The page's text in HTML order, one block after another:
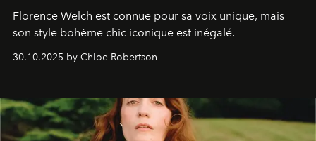
Florence Welch est connue pour sa voix unique, mais
son style bohème chic iconique est inégalé.
30.10.2025 by Chloe Robertson